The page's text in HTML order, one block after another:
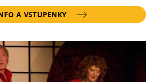
A VSTUPENKY